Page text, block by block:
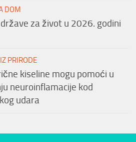
DOM
za život u 2026. godini
PRIRODE
kiseline mogu pomoći u
neuroinflamacije kod
udara